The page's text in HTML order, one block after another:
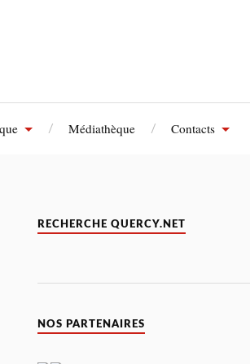
Médiathèque Contacts
RECHERCHE QUERCY.NET
NOS PARTENAIRES